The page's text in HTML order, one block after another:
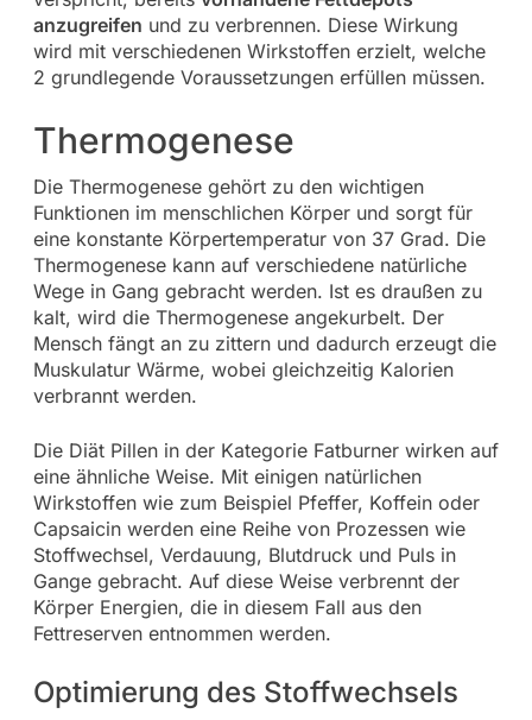
anzugreifen und zu verbrennen. Diese Wirkung
wird mit verschiedenen Wirkstoffen erzielt, welche
2 grundlegende Voraussetzungen erfüllen müssen.
Thermogenese
Die Thermogenese gehört zu den wichtigen
Funktionen im menschlichen Körper und sorgt für
eine konstante Körpertemperatur von 37 Grad. Die
Thermogenese kann auf verschiedene natürliche
Wege in Gang gebracht werden. Ist es draußen zu
kalt, wird die Thermogenese angekurbelt. Der
Mensch fängt an zu zittern und dadurch erzeugt die
Muskulatur Wärme, wobei gleichzeitig Kalorien
verbrannt werden.
Die Diät Pillen in der Kategorie Fatburner wirken auf
eine ähnliche Weise. Mit einigen natürlichen
Wirkstoffen wie zum Beispiel Pfeffer, Koffein oder
Capsaicin werden eine Reihe von Prozessen wie
Stoffwechsel, Verdauung, Blutdruck und Puls in
Gange gebracht. Auf diese Weise verbrennt der
Körper Energien, die in diesem Fall aus den
Fettreserven entnommen werden.
Optimierung des Stoffwechsels